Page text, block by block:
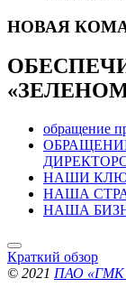
НОВАЯ
обращение
НАШИ
НАША
НАША
Краткий обзор
© 2021 ПАО «ГМК